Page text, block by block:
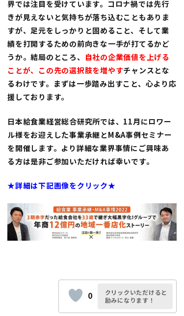
界では注目を受けています。コロナ禍では先行
きが見えないと気持ちが落ち込むこともありま
すが、足元をしっかりと固めること、そして業
績を打開するための前向きな一手が打てるかど
うか。結局のところ、 自社の企業価値を上げる
ことが、この先の選択肢を増やすチャンスとな
るわけです。まずは一歩踏み出すこと、心より応
援しております。
日本給食業経営総合研究所では、11月にロワー
ル様をお迎えした事業承継とM&A事例セミナー
を開催します。より詳細な業界事情にご興味あ
る方は是非ご参加いただければ幸いです。
★詳細は下記画像をクリック★
0
クリックいただけると
励みになります！